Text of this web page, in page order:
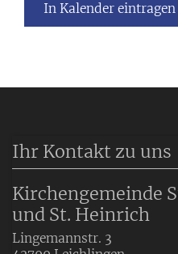
In Kalender eintragen
Ihr Kontakt zu uns
Kirchengemeinde
und St. Heinrich
Lingemannstr. 3